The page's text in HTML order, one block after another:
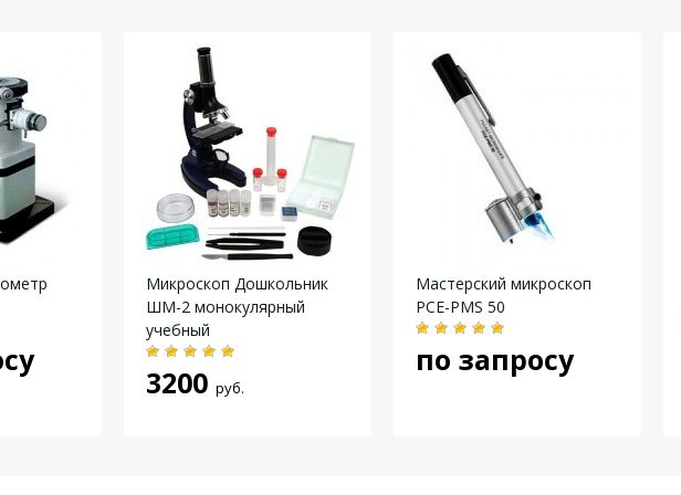
90×90 мм.
светодиод
элементы «АА» 1,5 V — 3 шт.
да
для окрашивания:
Микроскоп Дошкольник
ШМ-2 монокулярный
учебный
3200 руб.
Мастерский микроскоп
PCE-PMS 50
по запросу